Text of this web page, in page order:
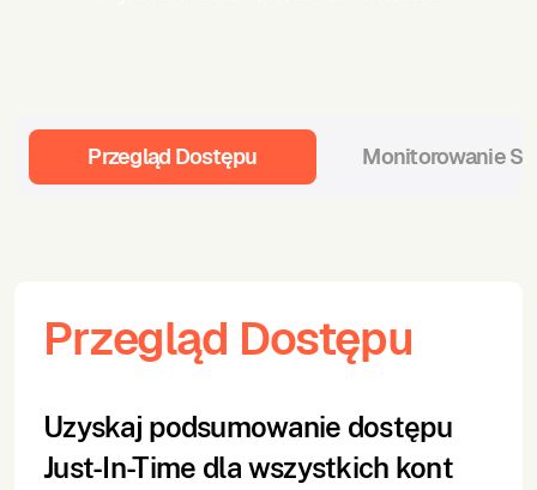
Przegląd Dostępu Monitorowanie
Przegląd Dostępu
Uzyskaj podsumowanie dostępu
Just-In-Time dla wszystkich kont